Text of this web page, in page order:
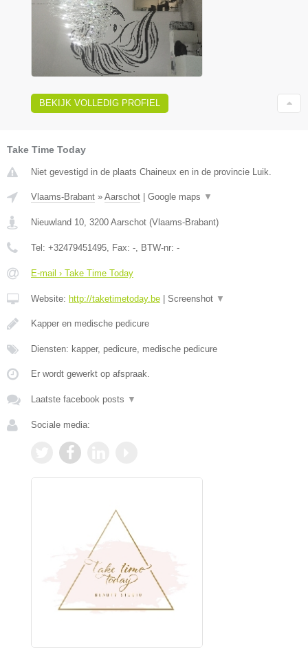
BEKIJK VOLLEDIG PROFIEL
Take Time Today
Niet gevestigd in de plaats Chaineux en in de provincie Luik.
Vlaams-Brabant » Aarschot Google maps ▼
Nieuwland 10, 3200 Aarschot (Vlaams-Brabant)
Tel: +32479451495, Fax: -, BTW-nr: -
E-mail › Take Time Today
Website: http://taketimetoday.be Screenshot ▼
Kapper en medische pedicure
Diensten: kapper, pedicure, medische pedicure
Er wordt gewerkt op afspraak.
Laatste facebook posts ▼
Sociale media: